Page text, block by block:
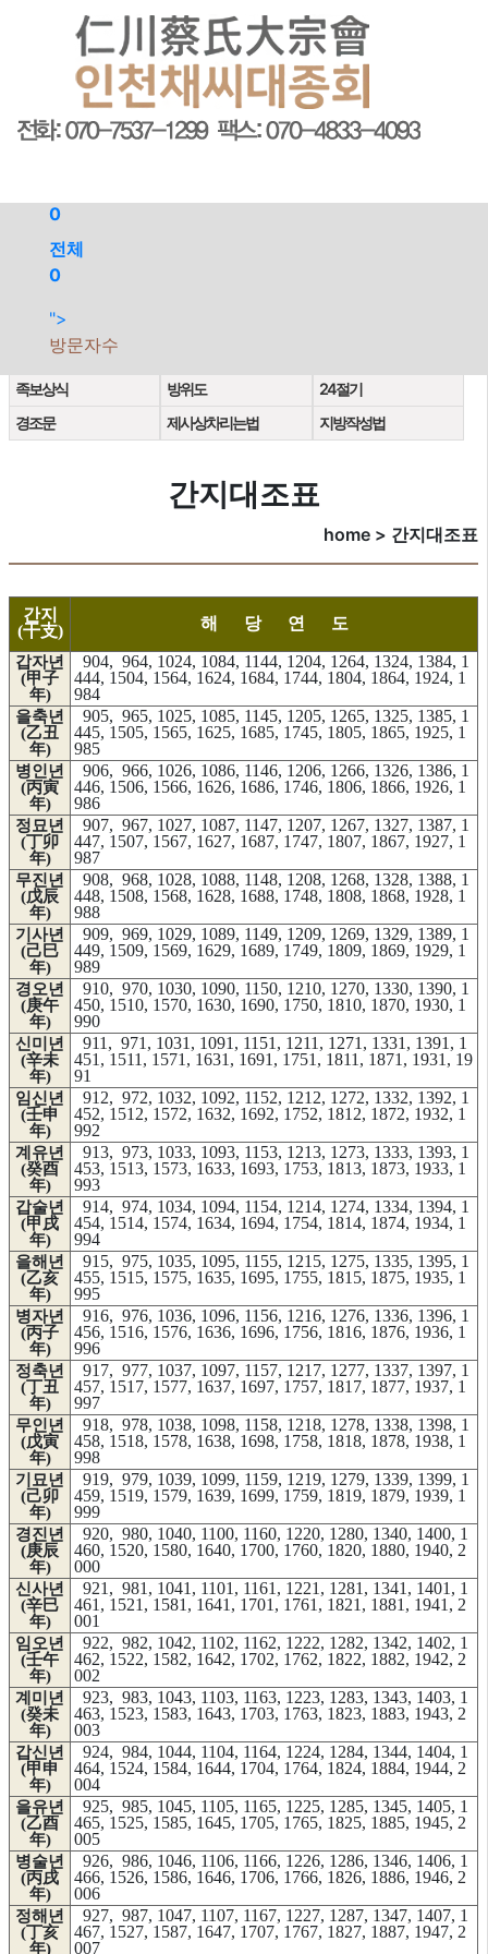
회원가입
로그인
오늘
어제
0
전체
0
">
방문자수
계촌법
간지대조표
족보상식
방위도
24절기
경조문
제사상차리는법 지방작성법
간지대조표
home > 간지대조표
간지
(干支)
해 당 연 도
갑자년
(甲子
年)
904, 964, 1024, 1084, 1144, 1204, 1264, 1324, 1384, 1
444, 1504, 1564, 1624, 1684, 1744, 1804, 1864, 1924, 1
984
을축년
(乙丑
年)
905, 965, 1025, 1085, 1145, 1205, 1265, 1325, 1385, 1
445, 1505, 1565, 1625, 1685, 1745, 1805, 1865, 1925, 1
985
병인년
(丙寅
年)
906, 966, 1026, 1086, 1146, 1206, 1266, 1326, 1386, 1
446, 1506, 1566, 1626, 1686, 1746, 1806, 1866, 1926, 1
986
정묘년
(丁卯
年)
907, 967, 1027, 1087, 1147, 1207, 1267, 1327, 1387, 1
447, 1507, 1567, 1627, 1687, 1747, 1807, 1867, 1927, 1
987
무진년
(戊辰
年)
908, 968, 1028, 1088, 1148, 1208, 1268, 1328, 1388, 1
448, 1508, 1568, 1628, 1688, 1748, 1808, 1868, 1928, 1
988
기사년
(己巳
年)
909, 969, 1029, 1089, 1149, 1209, 1269, 1329, 1389, 1
449, 1509, 1569, 1629, 1689, 1749, 1809, 1869, 1929, 1
989
경오년
(庚午
年)
910, 970, 1030, 1090, 1150, 1210, 1270, 1330, 1390, 1
450, 1510, 1570, 1630, 1690, 1750, 1810, 1870, 1930, 1
990
신미년
(辛未
年)
911, 971, 1031, 1091, 1151, 1211, 1271, 1331, 1391, 1
451, 1511, 1571, 1631, 1691, 1751, 1811, 1871, 1931, 19
91
임신년
(壬申
年)
912, 972, 1032, 1092, 1152, 1212, 1272, 1332, 1392, 1
452, 1512, 1572, 1632, 1692, 1752, 1812, 1872, 1932, 1
992
계유년
(癸酉
年)
913, 973, 1033, 1093, 1153, 1213, 1273, 1333, 1393, 1
453, 1513, 1573, 1633, 1693, 1753, 1813, 1873, 1933, 1
993
갑술년
(甲戌
年)
914, 974, 1034, 1094, 1154, 1214, 1274, 1334, 1394, 1
454, 1514, 1574, 1634, 1694, 1754, 1814, 1874, 1934, 1
994
을해년
(乙亥
年)
915, 975, 1035, 1095, 1155, 1215, 1275, 1335, 1395, 1
455, 1515, 1575, 1635, 1695, 1755, 1815, 1875, 1935, 1
995
병자년
(丙子
年)
916, 976, 1036, 1096, 1156, 1216, 1276, 1336, 1396, 1
456, 1516, 1576, 1636, 1696, 1756, 1816, 1876, 1936, 1
996
정축년
(丁丑
年)
917, 977, 1037, 1097, 1157, 1217, 1277, 1337, 1397, 1
457, 1517, 1577, 1637, 1697, 1757, 1817, 1877, 1937, 1
997
무인년
(戊寅
年)
918, 978, 1038, 1098, 1158, 1218, 1278, 1338, 1398, 1
458, 1518, 1578, 1638, 1698, 1758, 1818, 1878, 1938, 1
998
기묘년
(己卯
年)
919, 979, 1039, 1099, 1159, 1219, 1279, 1339, 1399, 1
459, 1519, 1579, 1639, 1699, 1759, 1819, 1879, 1939, 1
999
경진년
(庚辰
年)
920, 980, 1040, 1100, 1160, 1220, 1280, 1340, 1400, 1
460, 1520, 1580, 1640, 1700, 1760, 1820, 1880, 1940, 2
000
신사년
(辛巳
年)
921, 981, 1041, 1101, 1161, 1221, 1281, 1341, 1401, 1
461, 1521, 1581, 1641, 1701, 1761, 1821, 1881, 1941, 2
001
임오년
(壬午
年)
922, 982, 1042, 1102, 1162, 1222, 1282, 1342, 1402, 1
462, 1522, 1582, 1642, 1702, 1762, 1822, 1882, 1942, 2
002
계미년
(癸未
年)
923, 983, 1043, 1103, 1163, 1223, 1283, 1343, 1403, 1
463, 1523, 1583, 1643, 1703, 1763, 1823, 1883, 1943, 2
003
갑신년
(甲申
年)
924, 984, 1044, 1104, 1164, 1224, 1284, 1344, 1404, 1
464, 1524, 1584, 1644, 1704, 1764, 1824, 1884, 1944, 2
004
을유년
(乙酉
年)
925, 985, 1045, 1105, 1165, 1225, 1285, 1345, 1405, 1
465, 1525, 1585, 1645, 1705, 1765, 1825, 1885, 1945, 2
005
병술년
(丙戌
年)
926, 986, 1046, 1106, 1166, 1226, 1286, 1346, 1406, 1
466, 1526, 1586, 1646, 1706, 1766, 1826, 1886, 1946, 2
006
정해년
(丁亥
年)
927, 987, 1047, 1107, 1167, 1227, 1287, 1347, 1407, 1
467, 1527, 1587, 1647, 1707, 1767, 1827, 1887, 1947, 2
007